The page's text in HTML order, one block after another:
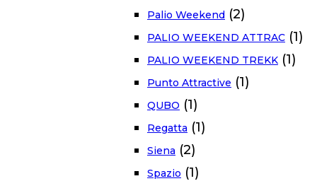
Palio Weekend (2)
PALIO WEEKEND ATTRAC (1)
PALIO WEEKEND TREKK (1)
Punto Attractive (1)
QUBO (1)
Regatta (1)
Siena (2)
Spazio (1)